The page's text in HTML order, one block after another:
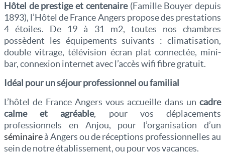
Hôtel de prestige et centenaire(Famille Bouyer depuis
1893), l’Hôtel de France Angers propose des prestations
4 étoiles. De 19 à 31 m2, toutes nos chambres
possèdent les équipements suivants : climatisation,
double vitrage, télévision écran plat connectée, mini-
bar, connexion internet avec l’accès wifi fibre gratuit.
Idéal pour un séjour professionnel ou familial
L’hôtel de France Angers vous accueille dans un cadre
calme et agréable, pour vos déplacements
professionnels en Anjou, pour l’organisation d’un
séminaireà Angers ou de réceptions professionnelles au
sein de notre établissement, ou pour vos vacances.